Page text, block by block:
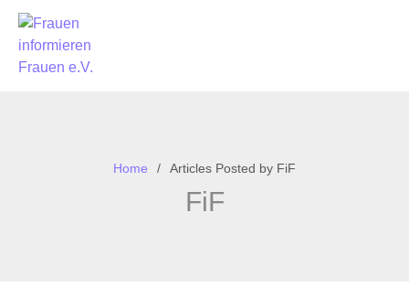
Home Articles Posted by FiF
FiF